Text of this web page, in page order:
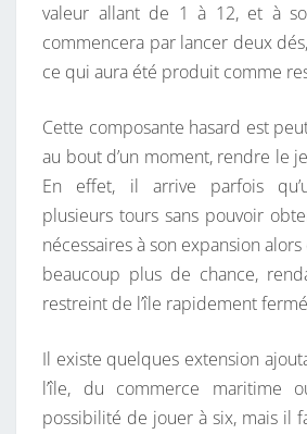
valeur allant de 1 à 12, et à
commencera par lancer deux
ce qui aura été produit comme
Cette composante hasard est
au bout d’un moment, rendre le
En effet, il arrive parfois
plusieurs tours sans pouvoir
nécessaires à son expansion
beaucoup plus de chance,
restreint de l’île rapidement
Il existe quelques extension
l’île, du commerce maritime
possibilité de jouer à six, mais il